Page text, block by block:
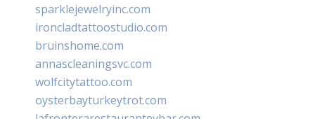
sparklejewelryinc.com
ironcladtattoostudio.com
bruinshome.com
annascleaningsvc.com
wolfcitytattoo.com
oysterbayturkeytrot.com